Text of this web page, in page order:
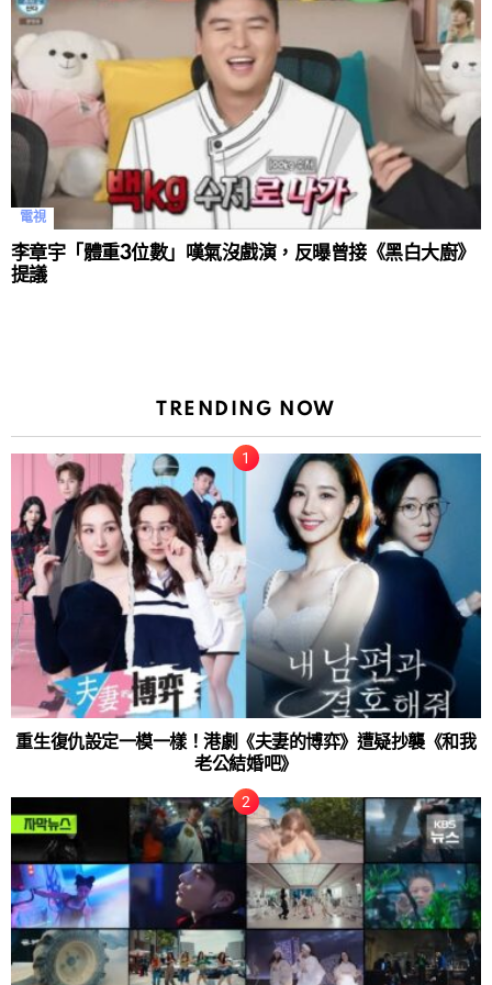
電視
李章宇「體重3位數」嘆氣沒戲演，反曝曾接《黑白大廚》
提議
TRENDING NOW
重生復仇設定一模一樣！港劇《夫妻的博弈》遭疑抄襲《和我
老公結婚吧》